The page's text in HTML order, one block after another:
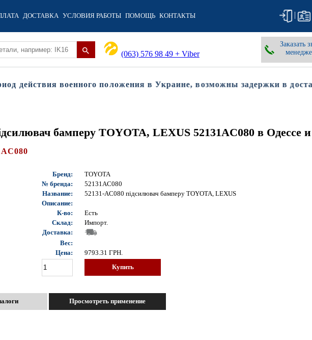
ДОСТАВКА УСЛОВИЯ РАБОТЫ ПОМОЩЬ КОНТАКТЫ |
(063) 576 98 49 + Viber
Заказать
действия военного положения в Украине, возможны задержки в
бамперу TOYOTA, LEXUS 52131AC080 в Одессе
Бренд:
TOYOTA
№ бренда:
52131AC080
Название:
52131-AC080 підсилювач бамперу TOYOTA, LEXUS
Описание:
К-во:
Есть
Склад:
Импорт.
Доставка:
Вес:
Цена:
9793.31 ГРН.
Купить
Просмотреть применение